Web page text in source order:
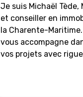
Vente en partage
réseau Iad France et
Deutschland Inter
Je suis Michaël Tède,
et conseiller en
la Charente-
vous accompagne
vos projets avec